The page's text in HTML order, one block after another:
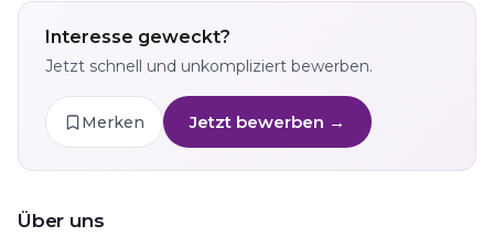
Interesse geweckt?
Jetzt schnell und unkompliziert bewerben.
Merken Jetzt bewerben →
Über uns